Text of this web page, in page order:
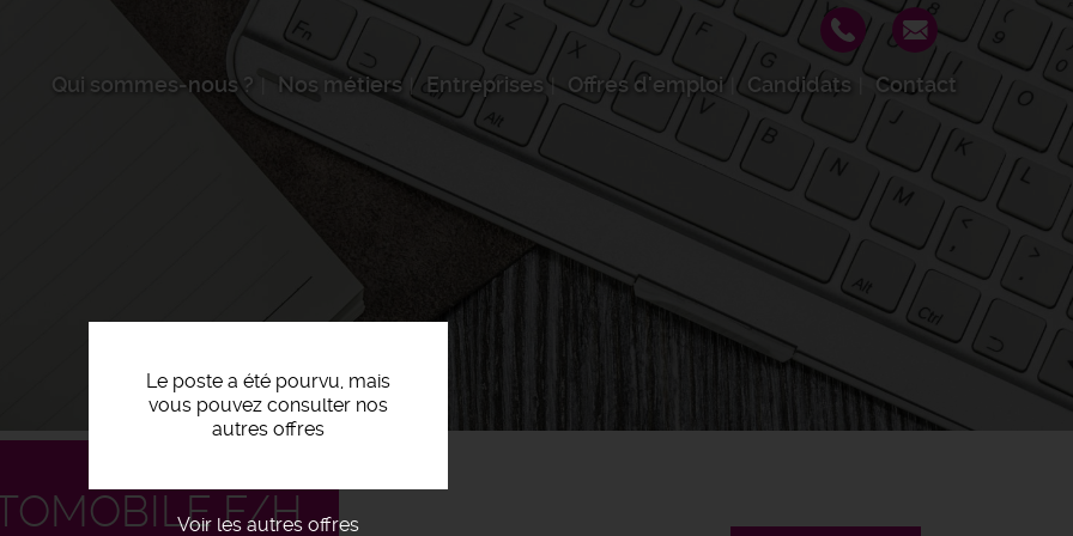
Qui sommes-nous ? Nos métiers Entreprises Offres d'emploi Candidats Contact
Le poste a été pourvu, mais
vous pouvez consulter nos
autres offres
Voir les autres offres
F/H